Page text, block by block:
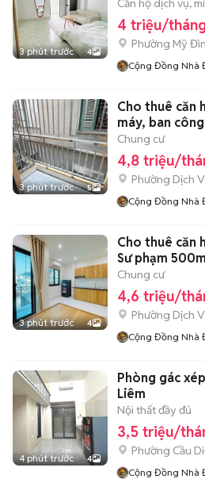
3 phút trước 4
Căn hộ dịch vụ,
4 triệu/
Phường Mỹ
Cộng Đồng Nhà
3 phút trước 5
Cho thuê căn
máy, ban
Chung cư
4,8 triệu/
Phường Dịch
Cộng Đồng Nhà
3 phút trước 4
Cho thuê căn
Sư phạm 500m
Chung cư
4,6 triệu/
Phường Dịch
Cộng Đồng Nhà
4 phút trước 4
Phòng gác
Liêm
Nội thất đầy đủ
3,5 triệu/
Phường Cầu
Cộng Đồng Nhà